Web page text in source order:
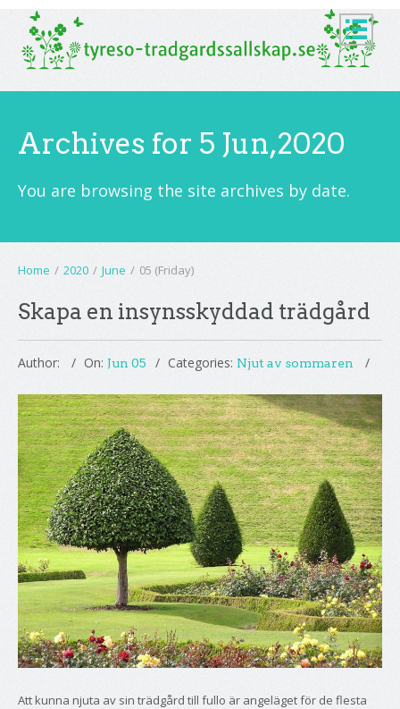
Archives for 5 Jun,2020
You are browsing the site archives by date.
Home / 2020 / June / 05 (Friday)
Skapa en insynsskyddad trädgård
Author: On: Jun 05 Categories: Njut av sommaren
Att kunna njuta av sin trädgård till fullo är angeläget för de flesta